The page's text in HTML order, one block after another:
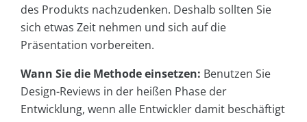
des Produkts nachzudenken. Deshalb sollten Sie
sich etwas Zeit nehmen und sich auf die
Präsentation vorbereiten.
Wann Sie die Methode einsetzen: Benutzen Sie
Design-Reviews in der heißen Phase der
Entwicklung, wenn alle Entwickler damit beschäftigt